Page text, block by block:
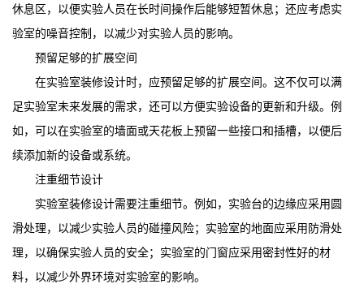
休息区，以便实验人员在长时间操作后能够短暂休息；还应考虑实
验室的噪音控制，以减少对实验人员的影响。
预留足够的扩展空间
在实验室装修设计时，应预留足够的扩展空间。这不仅可以满
足实验室未来发展的需求，还可以方便实验设备的更新和升级。例
如，可以在实验室的墙面或天花板上预留一些接口和插槽，以便后
续添加新的设备或系统。
注重细节设计
实验室装修设计需要注重细节。例如，实验台的边缘应采用圆
滑处理，以减少实验人员的碰撞风险；实验室的地面应采用防滑处
理，以确保实验人员的安全；实验室的门窗应采用密封性好的材
料，以减少外界环境对实验室的影响。